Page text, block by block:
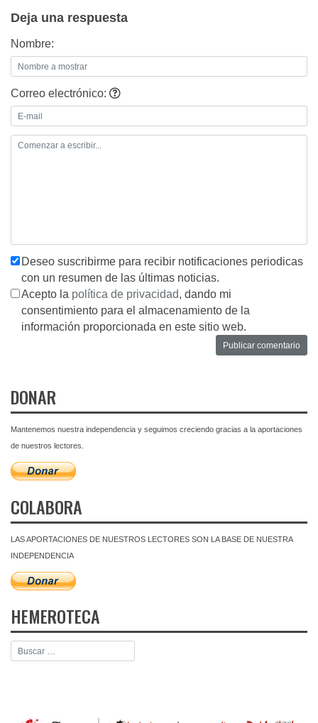
Deja una respuesta
Nombre:
Correo electrónico:
Deseo suscribirme para recibir notificaciones periodicas
con un resumen de las últimas noticias.
Acepto la política de privacidad, dando mi
consentimiento para el almacenamiento de la
información proporcionada en este sitio web.
DONAR
Mantenemos nuestra independencia y seguimos creciendo gracias a la aportaciones
de nuestros lectores.
COLABORA
LAS APORTACIONES DE NUESTROS LECTORES SON LA BASE DE NUESTRA
INDEPENDENCIA
HEMEROTECA